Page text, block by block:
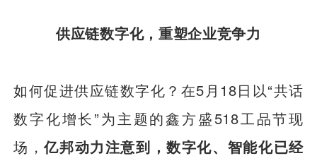
供应链数字化，重塑企业竞争力
如何促进供应链数字化？在5月18日以“共话
数字化增长”为主题的鑫方盛518工品节现
场，亿邦动力注意到，数字化、智能化已经